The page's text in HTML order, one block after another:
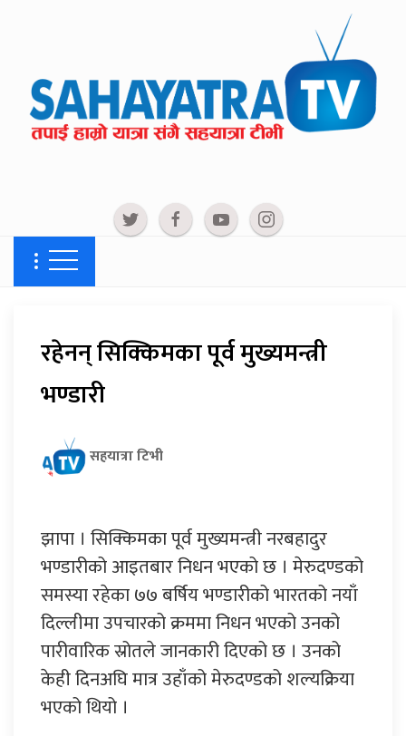
रहेनन् सिक्किमका पूर्व मुख्यमन्त्री
भण्डारी
सहयात्रा टिभी
झापा । सिक्किमका पूर्व मुख्यमन्त्री नरबहादुर
भण्डारीको आइतबार निधन भएको छ । मेरुदण्डको
समस्या रहेका ७७ बर्षिय भण्डारीको भारतको नयाँ
दिल्लीमा उपचारको क्रममा निधन भएको उनको
पारीवारिक स्रोतले जानकारी दिएको छ । उनको
केही दिनअघि मात्र उहाँको मेरुदण्डको शल्यक्रिया
भएको थियो ।